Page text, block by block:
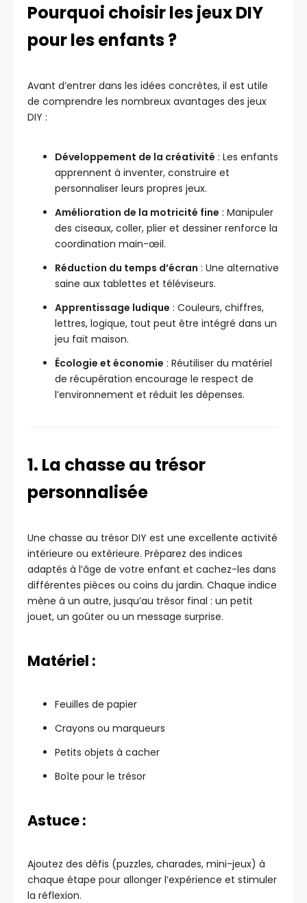
Pourquoi choisir les jeux DIY
pour les enfants ?
Avant d’entrer dans les idées concrètes, il est utile
de comprendre les nombreux avantages des jeux
DIY :
Développement de la créativité : Les enfants
apprennent à inventer, construire et
personnaliser leurs propres jeux.
Amélioration de la motricité fine : Manipuler
des ciseaux, coller, plier et dessiner renforce la
coordination main-œil.
Réduction du temps d’écran : Une alternative
saine aux tablettes et téléviseurs.
Apprentissage ludique : Couleurs, chiffres,
lettres, logique, tout peut être intégré dans un
jeu fait maison.
Écologie et économie : Réutiliser du matériel
de récupération encourage le respect de
l’environnement et réduit les dépenses.
1. La chasse au trésor
personnalisée
Une chasse au trésor DIY est une excellente activité
intérieure ou extérieure. Préparez des indices
adaptés à l’âge de votre enfant et cachez-les dans
différentes pièces ou coins du jardin. Chaque indice
mène à un autre, jusqu’au trésor final : un petit
jouet, un goûter ou un message surprise.
Matériel :
Feuilles de papier
Crayons ou marqueurs
Petits objets à cacher
Boîte pour le trésor
Astuce :
Ajoutez des défis (puzzles, charades, mini-jeux) à
chaque étape pour allonger l’expérience et stimuler
la réflexion.